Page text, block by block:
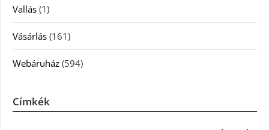
Vallás (1)
Vásárlás (161)
Webáruház (594)
Címkék